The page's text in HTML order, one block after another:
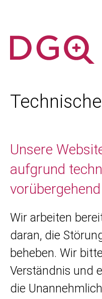
Unsere
aufgrund
Wir arbeiten
daran, die
beheben. Wir
Verständnis und
die